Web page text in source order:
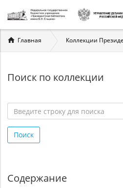
Вы
здесь
Главная Коллекции
Поиск по коллекции
строку
для
Поиск
Содержание